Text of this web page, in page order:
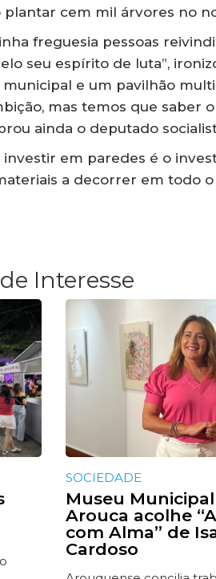
cem mil árvores no
freguesia pessoas
seu espírito de luta”,
e um pavilhão
mas temos que saber
ainda o deputado
em paredes é o
a decorrer em todo
Interesse
SOCIEDADE
Museu
Arouca acolhe
com Alma” de
Cardoso